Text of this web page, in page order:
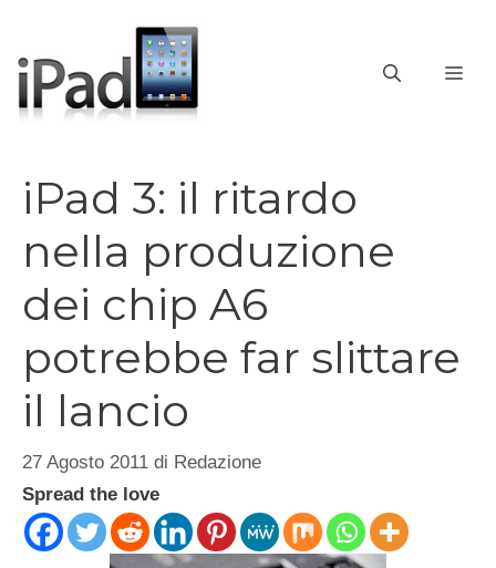
contenuto
iPad 3: il ritardo
nella produzione
dei chip A6
potrebbe far slittare
il lancio
27 Agosto 2011 di Redazione
Spread the love